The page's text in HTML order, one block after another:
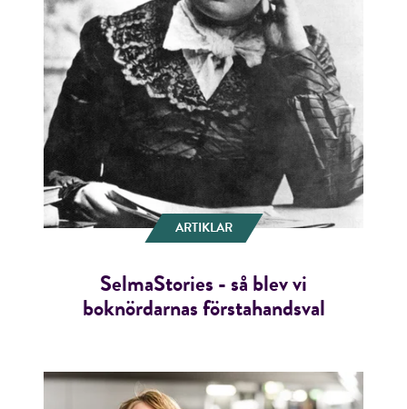
ARTIKLAR
SelmaStories - så blev vi
boknördarnas förstahandsval